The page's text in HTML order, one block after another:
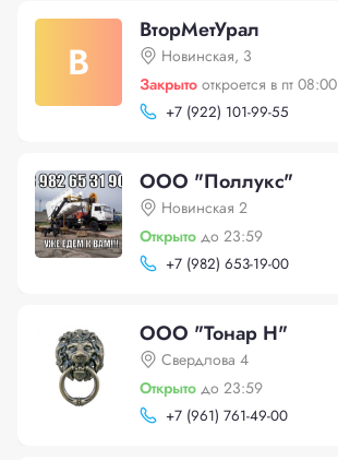
В
ВторМетУрал
Новинская, 3
Закрыто откроется в пт 08:00
+7 (922) 101-99-55
ООО "Поллукс"
Новинская 2
Открыто до 23:59
+7 (982) 653-19-00
ООО "Тонар Н"
Свердлова 4
Открыто до 23:59
+7 (961) 761-49-00